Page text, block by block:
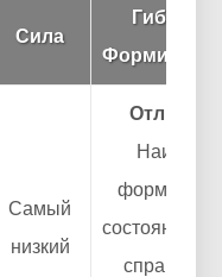
Сила
Самый
низкий
состояние.